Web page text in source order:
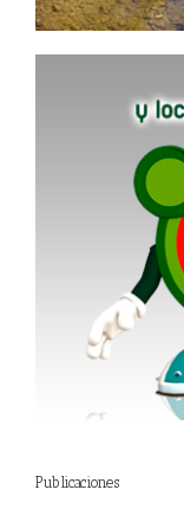
Publicaciones